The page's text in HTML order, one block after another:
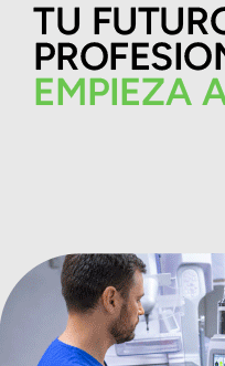
Farándula
TELEVISIÓN | 29/06/
Zulemita
la serie de
compartió
verla: “Me
Zulemita
al ver la serie
“Está muy…”